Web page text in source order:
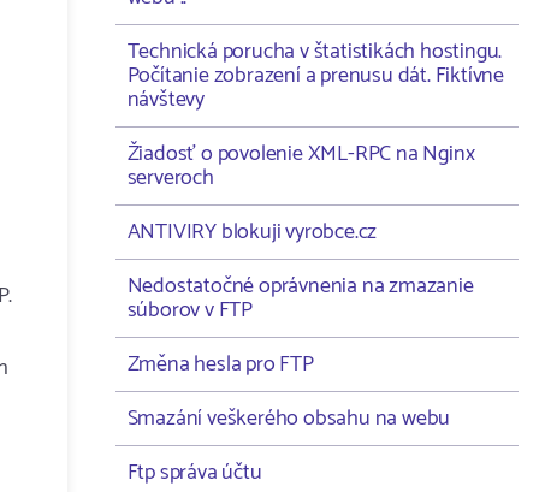
Technická porucha v štatistikách hostingu.
Počítanie zobrazení a prenusu dát. Fiktívne
návštevy
Žiadosť o povolenie XML-RPC na Nginx
serveroch
ANTIVIRY blokuji vyrobce.cz
Nedostatočné oprávnenia na zmazanie
súborov v FTP
Změna hesla pro FTP
Smazání veškerého obsahu na webu
Ftp správa účtu